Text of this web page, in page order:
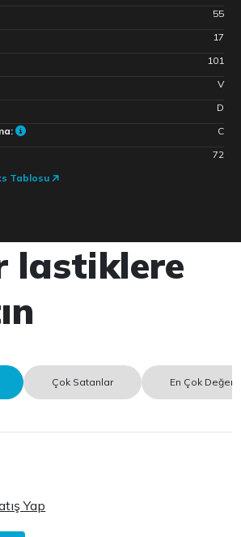
55
17
101
V
D
C
72
Tablosu
lastiklere
Çok Satanlar En Çok
Yap